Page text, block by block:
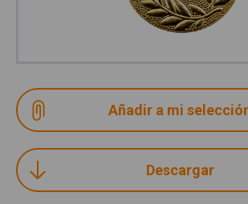
Descargar